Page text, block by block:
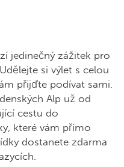
jedinečný zážitek pro
si výlet s celou
přijďte podívat sami.
Alp už od
cestu do
které vám přímo
dostanete zdarma